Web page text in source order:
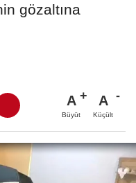
gözaltına
A
Büyüt
A
Küçült